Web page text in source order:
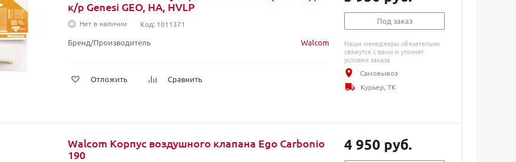
к/р Genesi GEO, HA, HVLP
Нет в наличии Код: 1011371
Бренд/Производитель Walcom
Отложить Сравнить
Под заказ
Наши менеджеры обязательно
свяжутся с вами и уточнят
условия заказа
Самовывоз
Курьер, ТК
Walcom Корпус воздушного клапана Ego Сarbonio
190
4 950 руб.